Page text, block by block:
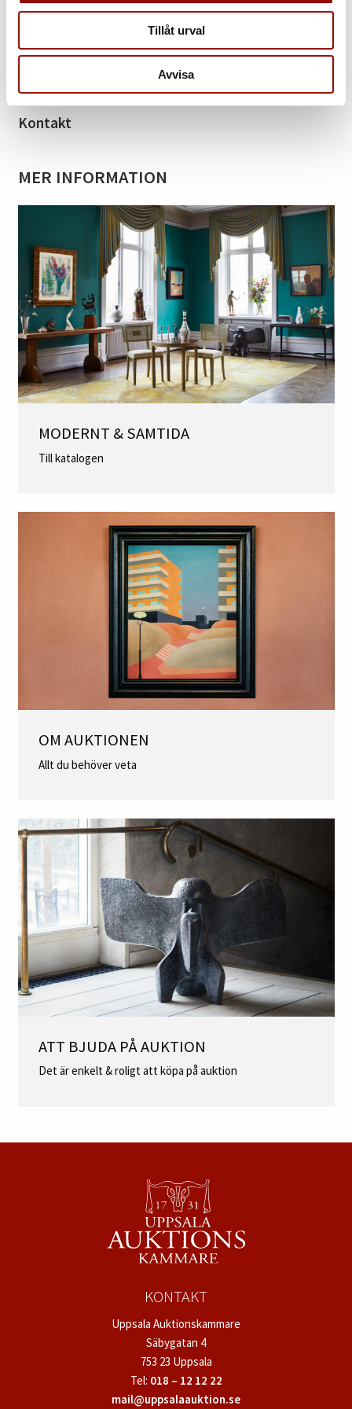
Tillåt urval
Avvisa
och rum, förmår vi oss kanske att stanna upp vid själva
upplevelsen av det rena seendet.
Kontakt
MER INFORMATION
MODERNT & SAMTIDA
Till katalogen
OM AUKTIONEN
Allt du behöver veta
ATT BJUDA PÅ AUKTION
Det är enkelt & roligt att köpa på auktion
KONTAKT
Uppsala Auktionskammare
Säbygatan 4
753 23 Uppsala
Tel: 018 – 12 12 22
mail@uppsalaauktion.se